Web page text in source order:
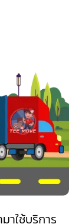
ใช้บริการ